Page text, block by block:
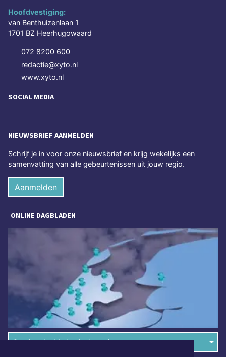
Hoofdvestiging:
van Benthuizenlaan 1
1701 BZ Heerhugowaard
072 8200 600
redactie@xyto.nl
www.xyto.nl
SOCIAL MEDIA
NIEUWSBRIEF AANMELDEN
Schrijf je in voor onze nieuwsbrief en krijg wekelijks een
samenvatting van alle gebeurtenissen uit jouw regio.
Aanmelden
ONLINE DAGBLADEN
Overige dagbladen in de regio